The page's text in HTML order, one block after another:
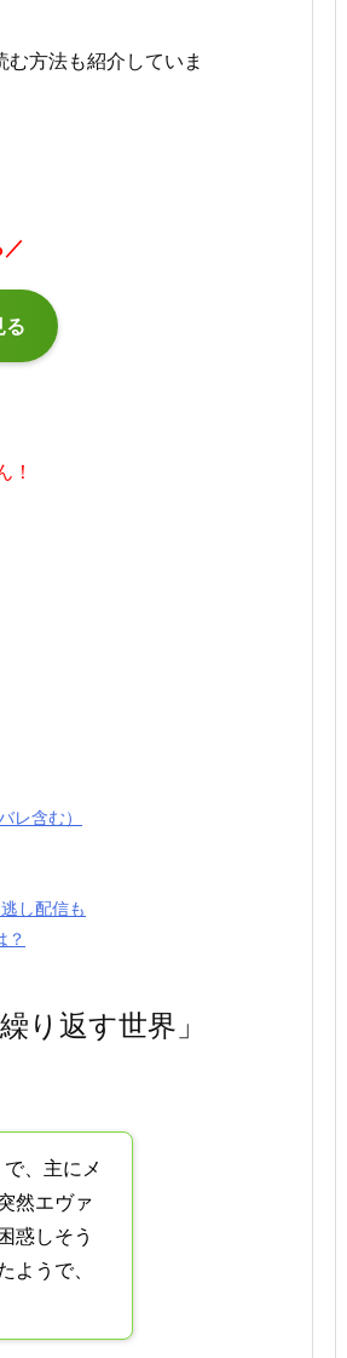
方法も紹介していま
る
！
レ含む）
し配信も
？
り返す世界」
、主にメ
然エヴァ
惑しそう
うで、